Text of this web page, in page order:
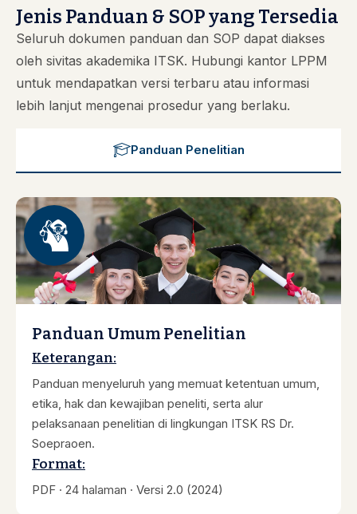
Jenis Panduan & SOP yang Tersedia
Seluruh dokumen panduan dan SOP dapat diakses
oleh sivitas akademika ITSK. Hubungi kantor LPPM
untuk mendapatkan versi terbaru atau informasi
lebih lanjut mengenai prosedur yang berlaku.
Panduan Penelitian
Panduan Umum Penelitian
Keterangan:
Panduan menyeluruh yang memuat ketentuan umum,
etika, hak dan kewajiban peneliti, serta alur
pelaksanaan penelitian di lingkungan ITSK RS Dr.
Soepraoen.
Format:
PDF · 24 halaman · Versi 2.0 (2024)